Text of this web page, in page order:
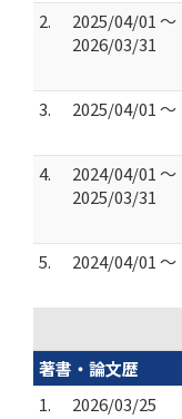
2.
2025/04/01 ～
2026/03/31
3.
2025/04/01 ～
4.
2024/04/01 ～
2025/03/31
5.
2024/04/01 ～
著書・論文歴
1.
2026/03/25